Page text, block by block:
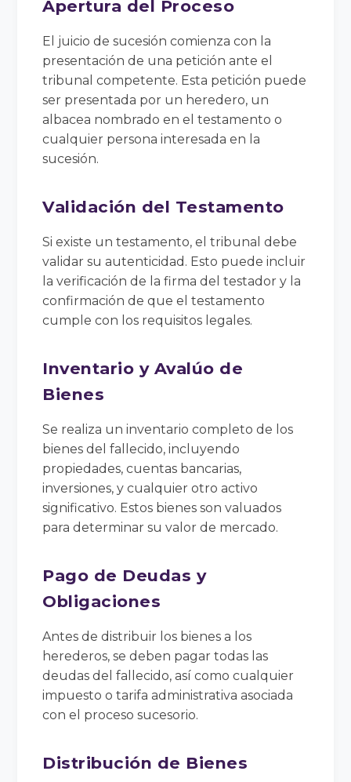
Apertura del Proceso
El juicio de sucesión comienza con la
presentación de una petición ante el
tribunal competente. Esta petición puede
ser presentada por un heredero, un
albacea nombrado en el testamento o
cualquier persona interesada en la
sucesión.
Validación del Testamento
Si existe un testamento, el tribunal debe
validar su autenticidad. Esto puede incluir
la verificación de la firma del testador y la
confirmación de que el testamento
cumple con los requisitos legales.
Inventario y Avalúo de
Bienes
Se realiza un inventario completo de los
bienes del fallecido, incluyendo
propiedades, cuentas bancarias,
inversiones, y cualquier otro activo
significativo. Estos bienes son valuados
para determinar su valor de mercado.
Pago de Deudas y
Obligaciones
Antes de distribuir los bienes a los
herederos, se deben pagar todas las
deudas del fallecido, así como cualquier
impuesto o tarifa administrativa asociada
con el proceso sucesorio.
Distribución de Bienes